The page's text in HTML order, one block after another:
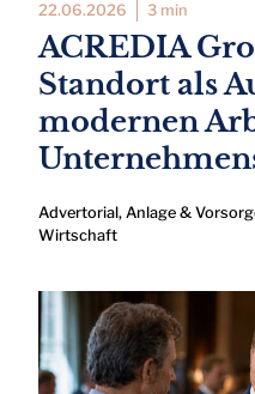
22.06.2026 3 min
ACREDIA
Standort als
modernen
Advertorial, Anlage &
Wirtschaft